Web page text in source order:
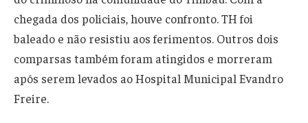
chegada dos policiais, houve confronto. TH foi
baleado e não resistiu aos ferimentos. Outros dois
comparsas também foram atingidos e morreram
após serem levados ao Hospital Municipal Evandro
Freire.